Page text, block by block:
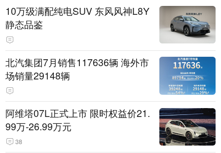
10万级满配纯电SUV 东风风神L8Y
静态品鉴
北汽集团7月销售117636辆 海外市
场销量29148辆
阿维塔07L正式上市 限时权益价21.
99万-26.99万元
38